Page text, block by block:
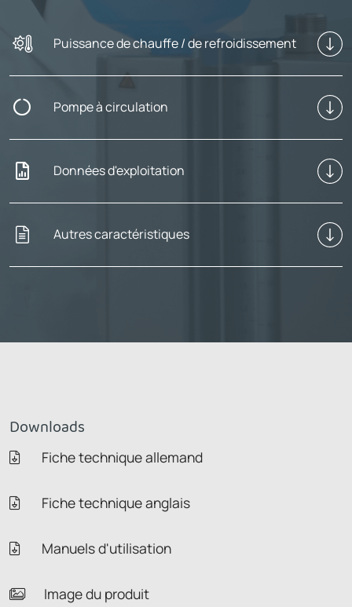
Puissance de chauffe / de refroidissement
Pompe à circulation
Données d'exploitation
Autres caractéristiques
Downloads
Fiche technique allemand
Fiche technique anglais
Manuels d'utilisation
Image du produit